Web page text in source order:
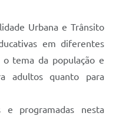
Urbana e Trânsito
em diferentes
tema da população e
adultos quanto para
e programadas nesta